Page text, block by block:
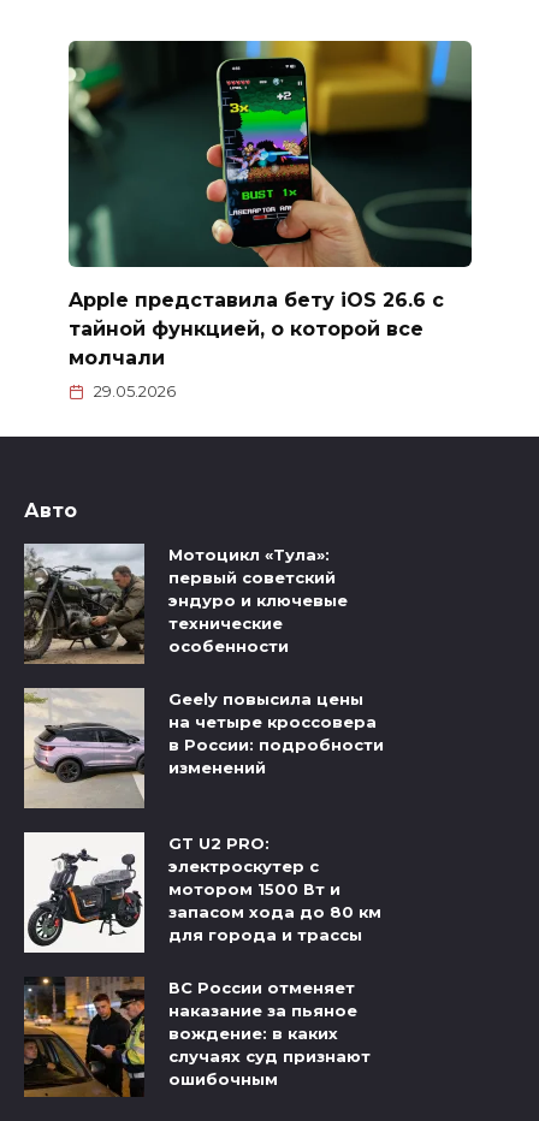
Apple представила бету iOS 26.6 с
тайной функцией, о которой все
молчали
29.05.2026
Авто
Мотоцикл «Тула»:
первый советский
эндуро и ключевые
технические
особенности
Geely повысила цены
на четыре кроссовера
в России: подробности
изменений
GT U2 PRO:
электроскутер с
мотором 1500 Вт и
запасом хода до 80 км
для города и трассы
ВС России отменяет
наказание за пьяное
вождение: в каких
случаях суд признают
ошибочным